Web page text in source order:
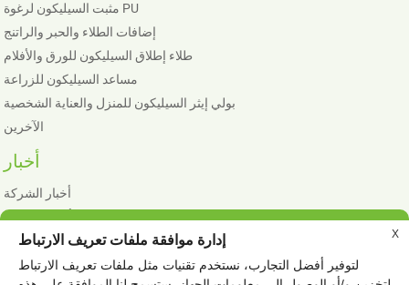
مثبت السيليكون لرغوة PU
إضافات الطلاء والحبر والراتنج
طلاء إطلاق السيليكون للورق والأفلام
مساعد السيليكون للزراعة
بولي إيثر السيليكون للمنزل والعناية الشخصية
الآخرين
أخبار
أخبار الشركة
أخبار الصناعة
إدارة موافقة ملفات تعريف الارتباط
لتوفير أفضل التجارب، نستخدم تقنيات مثل ملفات تعريف الارتباط
X